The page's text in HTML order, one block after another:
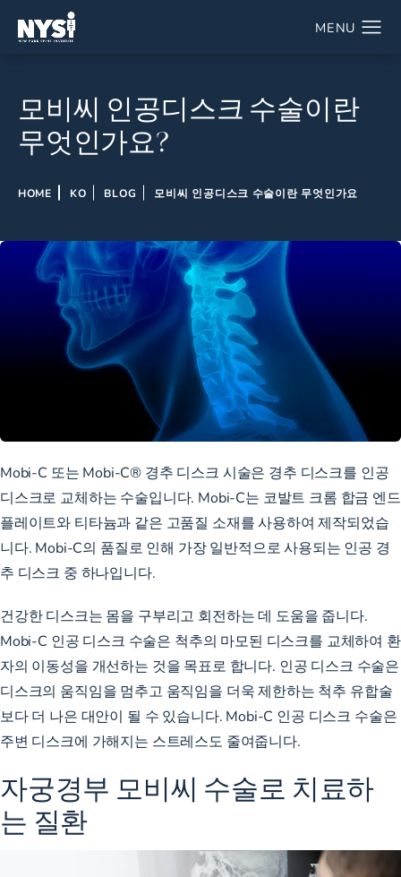
모비씨 인공디스크 수술이란
무엇인가요?
HOME KO BLOG 모비씨 인공디스크 수술이란 무엇인가요
Mobi-C 또는 Mobi-C® 경추 디스크 시술은 경추 디스크를 인공
디스크로 교체하는 수술입니다. Mobi-C는 코발트 크롬 합금 엔드
플레이트와 티타늄과 같은 고품질 소재를 사용하여 제작되었습
니다. Mobi-C의 품질로 인해 가장 일반적으로 사용되는 인공 경
추 디스크 중 하나입니다.
건강한 디스크는 몸을 구부리고 회전하는 데 도움을 줍니다.
Mobi-C 인공 디스크 수술은 척추의 마모된 디스크를 교체하여 환
자의 이동성을 개선하는 것을 목표로 합니다. 인공 디스크 수술은
디스크의 움직임을 멈추고 움직임을 더욱 제한하는 척추 유합술
보다 더 나은 대안이 될 수 있습니다. Mobi-C 인공 디스크 수술은
주변 디스크에 가해지는 스트레스도 줄여줍니다.
자궁경부 모비씨 수술로 치료하
는 질환